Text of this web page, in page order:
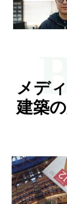
メデ
建築